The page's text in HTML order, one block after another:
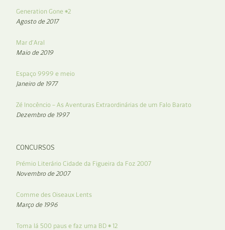
Generation Gone #2
Agosto de 2017
Mar d’Aral
Maio de 2019
Espaço 9999 e meio
Janeiro de 1977
Zé Inocêncio – As Aventuras Extraordinárias de um Falo Barato
Dezembro de 1997
CONCURSOS
Prémio Literário Cidade da Figueira da Foz 2007
Novembro de 2007
Comme des Oiseaux Lents
Março de 1996
Toma lá 500 paus e faz uma BD # 12